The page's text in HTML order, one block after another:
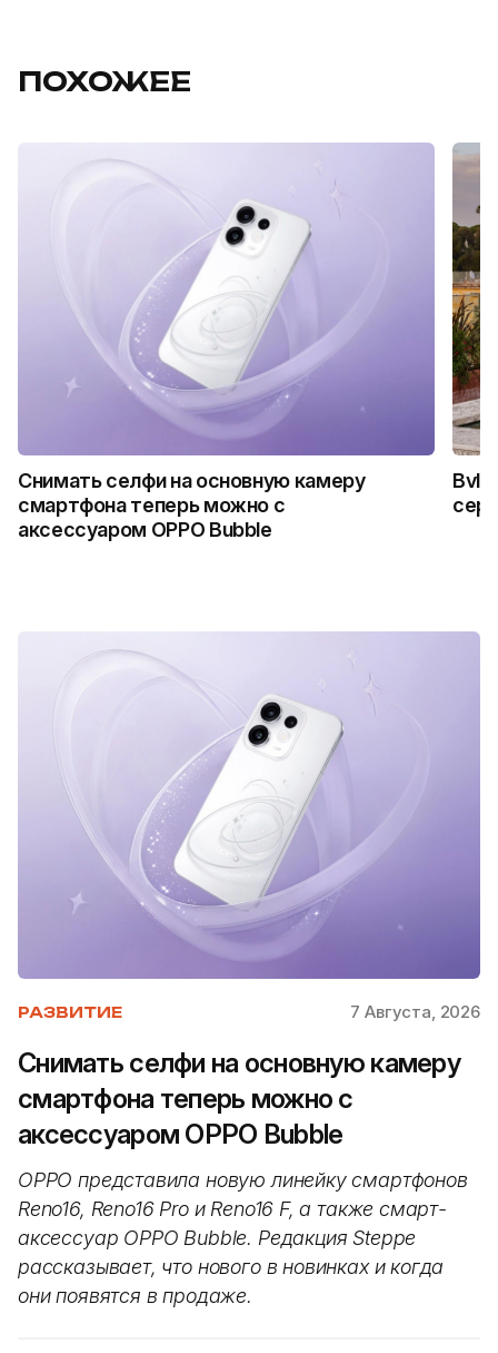
ПОХОЖЕЕ
Снимать селфи на основную камеру
смартфона теперь можно с
аксессуаром OPPO Bubble
РАЗВИТИЕ 7 Августа, 2026
Снимать селфи на основную камеру
смартфона теперь можно с
аксессуаром OPPO Bubble
OPPO представила новую линейку смартфонов
Reno16, Reno16 Pro и Reno16 F, а также смарт-
аксессуар OPPO Bubble. Редакция Steppe
рассказывает, что нового в новинках и когда
они появятся в продаже.